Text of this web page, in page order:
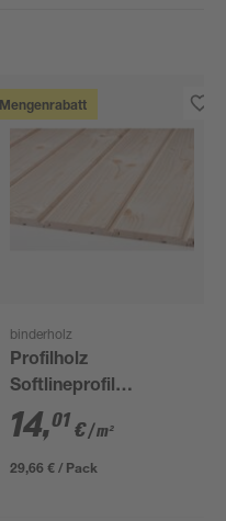
Mengenrabatt
binderholz
Profilholz
Softlineprofil
Fichte/Tanne gehobelt
14 x 121 x 2500 mm
B-Sortierung
14,01 €/ m²
29,66 € / Pack